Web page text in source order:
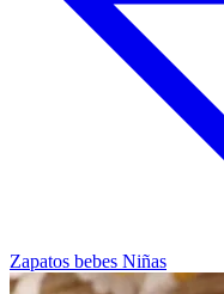
Zapatos bebes Niñas